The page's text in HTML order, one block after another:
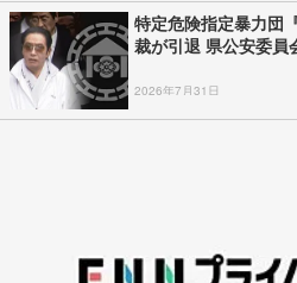
特定危険指定暴力団
裁が引退 県公安委員
2026年7月31日